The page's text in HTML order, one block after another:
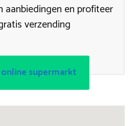
aanbiedingen en profiteer
verzending
supermarkt